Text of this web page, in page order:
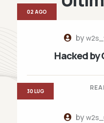
by
Hacked by
02 AGO
by
30 LUG